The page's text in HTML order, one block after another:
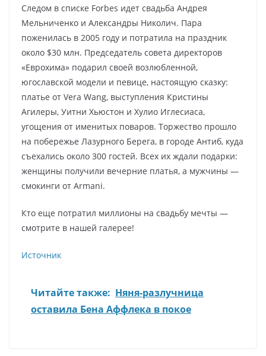
Следом в списке Forbes идет свадьба Андрея
Мельниченко и Александры Николич. Пара
поженилась в 2005 году и потратила на праздник
около $30 млн. Председатель совета директоров
«Еврохима» подарил своей возлюбленной,
югославской модели и певице, настоящую сказку:
платье от Vera Wang, выступления Кристины
Агилеры, Уитни Хьюстон и Хулио Иглесиаса,
угощения от именитых поваров. Торжество прошло
на побережье Лазурного Берега, в городе Антиб, куда
съехались около 300 гостей. Всех их ждали подарки:
женщины получили вечерние платья, а мужчины —
смокинги от Armani.
Кто еще потратил миллионы на свадьбу мечты —
смотрите в нашей галерее!
Источник
Читайте также: Няня-разлучница
оставила Бена Аффлека в покое